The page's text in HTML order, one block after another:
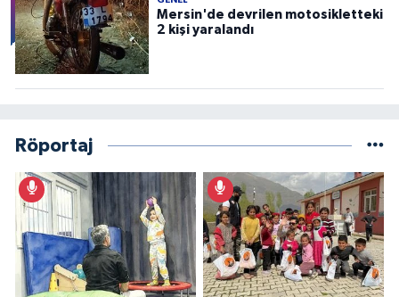
Mersin'de devrilen motosikletteki
2 kişi yaralandı
Röportaj